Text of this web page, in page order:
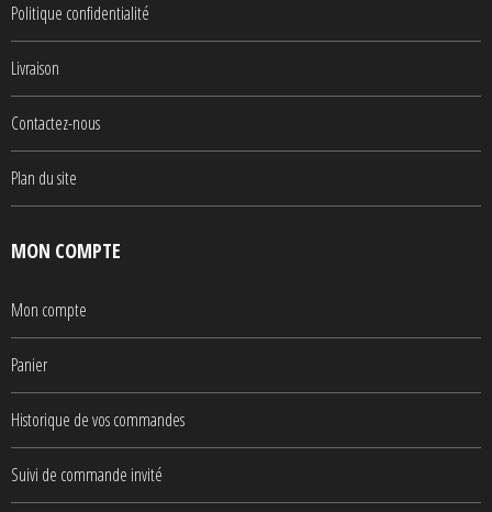
Politique confidentialité
Livraison
Contactez-nous
Plan du site
MON COMPTE
Mon compte
Panier
Historique de vos commandes
Suivi de commande invité